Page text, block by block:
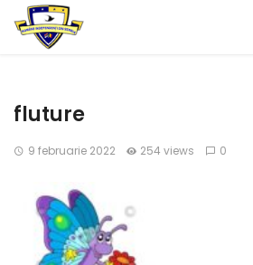
fluture
9 februarie 2022 254 views 0